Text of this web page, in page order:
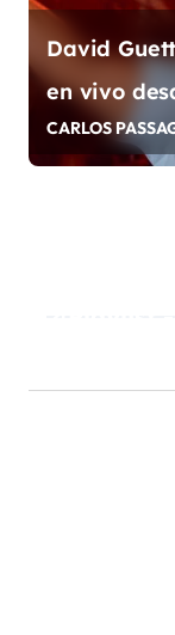
David
en vivo
CARLOS